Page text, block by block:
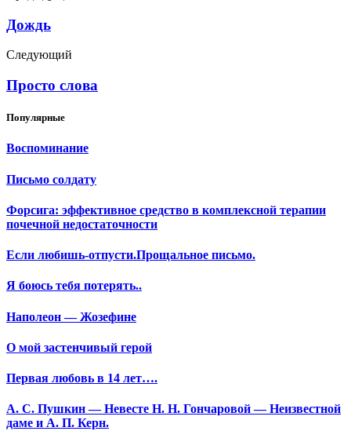
Дождь
Следующий
Просто слова
Популярные
Воспоминание
Письмо солдату
Форсига: эффективное средство в комплексной терапии
почечной недостаточности
Если любишь-отпусти.Прощальное письмо.
Я боюсь тебя потерять..
Наполеон — Жозефине
О мой застенчивый герой
Первая любовь в 14 лет….
А. С. Пушкин — Невесте Н. Н. Гончаровой — Неизвестной
даме и А. П. Керн.